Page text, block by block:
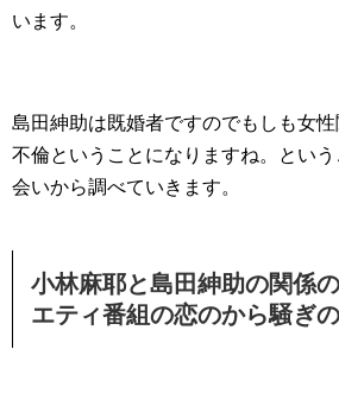
います。
島田紳助は既婚者ですのでもしも女
不倫ということになりますね。とい
会いから調べていきます。
小林麻耶と島田紳助の関係
エティ番組の恋のから騒ぎ